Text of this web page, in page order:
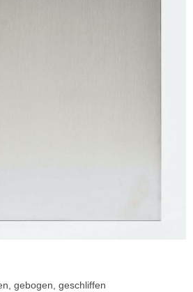
gebogen, geschliffen